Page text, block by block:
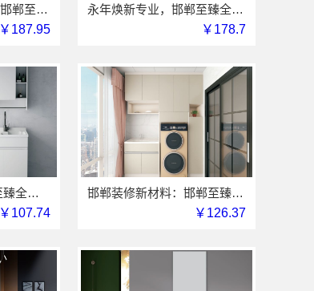
邯山装饰无醛添加，邯郸至臻全宅新材料有限公司守护家人健康
￥187.95
永年焕新专业，邯郸至臻全宅新材料有限公司精工打造理想居所
￥178.7
永年焕新专业 邯郸至臻全宅新材料有限公司专注环保新材料研发
￥107.74
邯郸装修新材料：邯郸至臻全宅新材料有限公司引领家居新风尚
￥126.37